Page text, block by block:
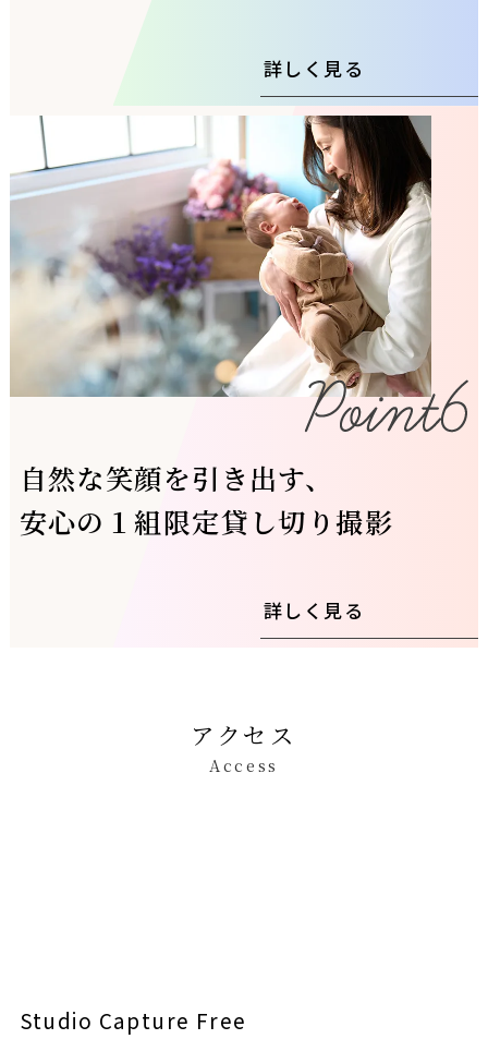
詳しく見る
自然な笑顔を引き出す、
安心の１組限定貸し切り撮影
詳しく見る
アクセス
Access
Studio Capture Free